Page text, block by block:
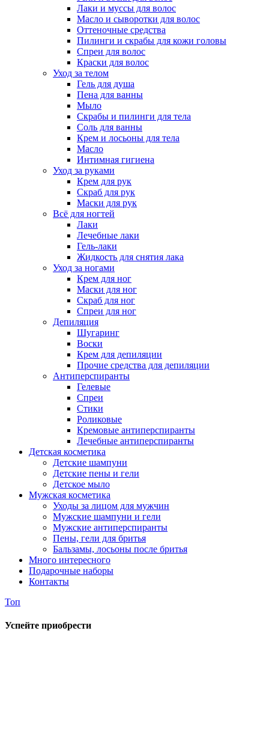
Лаки и муссы для волос
Масло и сыворотки для волос
Оттеночные средства
Пилинги и скрабы для кожи головы
Спреи для волос
Краски для волос
Уход за телом
Гель для душа
Пена для ванны
Мыло
Скрабы и пилинги для тела
Соль для ванны
Крем и лосьоны для тела
Масло
Интимная гигиена
Уход за руками
Крем для рук
Скраб для рук
Маски для рук
Всё для ногтей
Лаки
Лечебные лаки
Гель-лаки
Жидкость для снятия лака
Уход за ногами
Крем для ног
Маски для ног
Скраб для ног
Спреи для ног
Депиляция
Шугаринг
Воски
Крем для депиляции
Прочие средства для депиляции
Антиперспиранты
Гелевые
Спреи
Стики
Роликовые
Кремовые антиперспиранты
Лечебные антиперспиранты
Детская косметика
Детские шампуни
Детские пены и гели
Детское мыло
Мужская косметика
Уходы за лицом для мужчин
Мужские шампуни и гели
Мужские антиперспиранты
Пены, гели для бритья
Бальзамы, лосьоны после бритья
Много интересного
Подарочные наборы
Контакты
Топ
Успейте приобрести